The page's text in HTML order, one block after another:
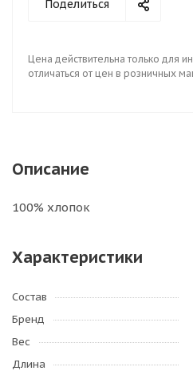
Поделиться
Цена действительна только для
отличаться от цен в розничных
Описание
100% хлопок
Характеристики
Состав
Бренд
Вес
Длина